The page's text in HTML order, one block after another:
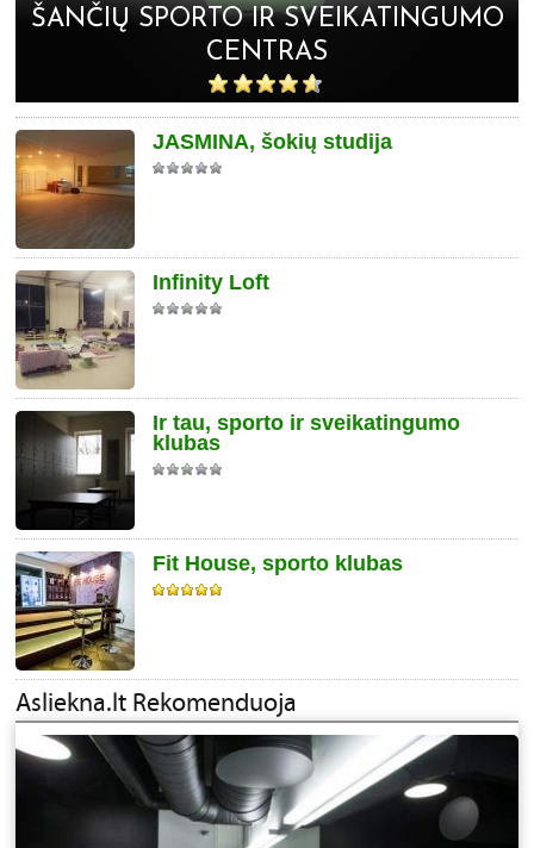
ŠANČIŲ SPORTO IR SVEIKATINGUMO
CENTRAS
JASMINA, šokių studija
Infinity Loft
Ir tau, sporto ir sveikatingumo
klubas
Fit House, sporto klubas